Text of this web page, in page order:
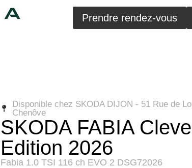
Prendre rendez-vous
Disponible chez SKODA DIJON - 51 Rue de
Chenôve
SKODA FABIA
Edition 2026
Fabia 1.0 TSI 116 ch EVO 2 DSG72026